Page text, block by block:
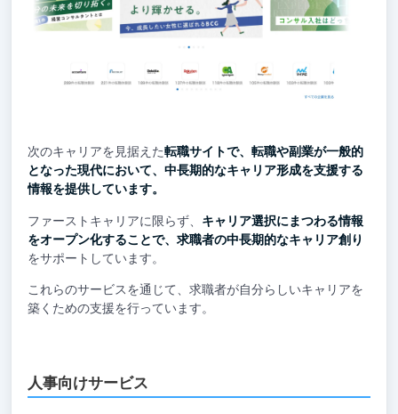
次のキャリアを見据えた転職サイトで、転職や副業が一般的
となった現代において、中長期的なキャリア形成を支援する
情報を提供しています。
ファーストキャリアに限らず、 キャリア選択にまつわる情報
をオープン化することで、求職者の中長期的なキャリア創り
をサポートしています。
これらのサービスを通じて、求職者が自分らしいキャリアを
築くための支援を行っています。
人事向けサービス